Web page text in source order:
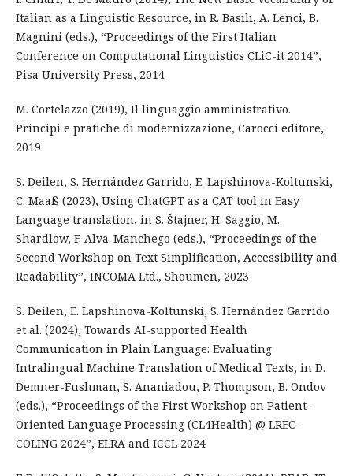
Italian as a Linguistic Resource, in R. Basili, A. Lenci, B.
Magnini (eds.), “Proceedings of the First Italian
Conference on Computational Linguistics CLiC-it 2014”,
Pisa University Press, 2014
M. Cortelazzo (2019), Il linguaggio amministrativo.
Principi e pratiche di modernizzazione, Carocci editore,
2019
S. Deilen, S. Hernández Garrido, E. Lapshinova-Koltunski,
C. Maaß (2023), Using ChatGPT as a CAT tool in Easy
Language translation, in S. Štajner, H. Saggio, M.
Shardlow, F. Alva-Manchego (eds.), “Proceedings of the
Second Workshop on Text Simplification, Accessibility and
Readability”, INCOMA Ltd., Shoumen, 2023
S. Deilen, E. Lapshinova-Koltunski, S. Hernández Garrido
et al. (2024), Towards AI-supported Health
Communication in Plain Language: Evaluating
Intralingual Machine Translation of Medical Texts, in D.
Demner-Fushman, S. Ananiadou, P. Thompson, B. Ondov
(eds.), “Proceedings of the First Workshop on Patient-
Oriented Language Processing (CL4Health) @ LREC-
COLING 2024”, ELRA and ICCL 2024